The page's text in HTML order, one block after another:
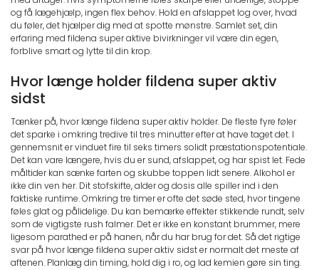
og få lægehjælp, ingen flex behov. Hold en afslappet log over, hvad
du føler, det hjælper dig med at spotte mønstre. Samlet set, din
erfaring med fildena super aktive bivirkninger vil være din egen,
forblive smart og lytte til din krop.
Hvor længe holder fildena super aktiv
sidst
Tænker på, hvor længe fildena super aktiv holder. De fleste fyre føler
det sparke i omkring tredive til tres minutter efter at have taget det. I
gennemsnit er vinduet fire til seks timers solidt præstationspotentiale.
Det kan vare længere, hvis du er sund, afslappet, og har spist let. Fede
måltider kan sænke farten og skubbe toppen lidt senere. Alkohol er
ikke din ven her. Dit stofskifte, alder og dosis alle spiller ind i den
faktiske runtime. Omkring tre timer er ofte det søde sted, hvor tingene
føles glat og pålidelige. Du kan bemærke effekter stikkende rundt, selv
som de vigtigste rush falmer. Det er ikke en konstant brummer, mere
ligesom parathed er på hanen, når du har brug for det. Så det rigtige
svar på hvor længe fildena super aktiv sidst er normalt det meste af
aftenen. Planlæg din timing, hold dig i ro, og lad kemien gøre sin ting.